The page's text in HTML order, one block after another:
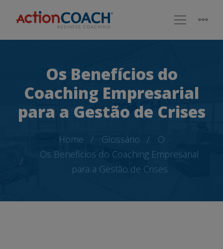
Os Benefícios do
Coaching Empresarial
para a Gestão de Crises
Home Glossário
O
Os Benefícios do Coaching Empresarial
para a Gestão de Crises